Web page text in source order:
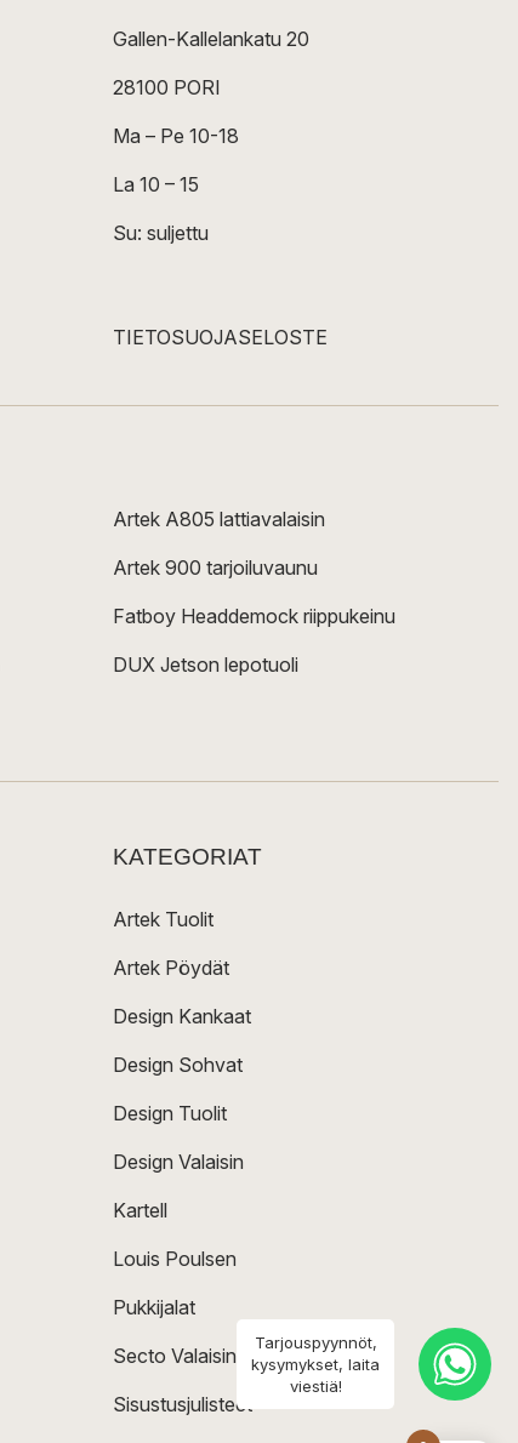
Gallen-Kallelankatu 20
28100 PORI
Ma – Pe 10-18
La 10 – 15
Su: suljettu
TIETOSUOJASELOSTE
Artek A805 lattiavalaisin
Artek 900 tarjoiluvaunu
Fatboy Headdemock riippukeinu
DUX Jetson lepotuoli
KATEGORIAT
Artek Tuolit
Artek Pöydät
Design Kankaat
Design Sohvat
Design Tuolit
Design Valaisin
Kartell
Louis Poulsen
Pukkijalat
Secto Valaisin
Sisustusjulisteet
Tarjouspyynnöt,
kysymykset, laita
viestiä!